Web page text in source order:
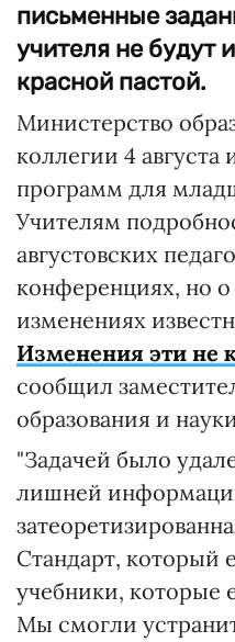
письменные
учителя не будут
красной пастой.
Министерство
коллегии 4 августа
программ для
Учителям
августовских
конференциях, но
изменениях
Изменения эти не
сообщил
образования и
"Задачей было
лишней
Стандарт, который
учебники, которые
Мы смогли